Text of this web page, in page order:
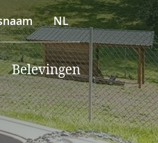
NL
Belevingen